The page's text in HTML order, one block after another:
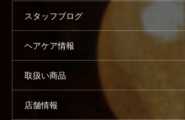
スタッフブログ
ヘアケア情報
取扱い商品
店舗情報